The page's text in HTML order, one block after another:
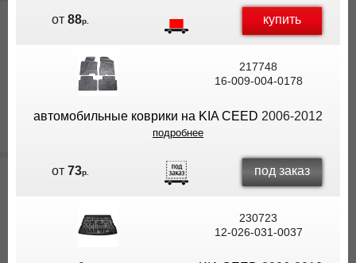
от88р. купить
217748
16-009-004-0178
автомобильные коврики на KIA CEED 2006-2012
подробнее
от73р. под заказ
230723
12-026-031-0037